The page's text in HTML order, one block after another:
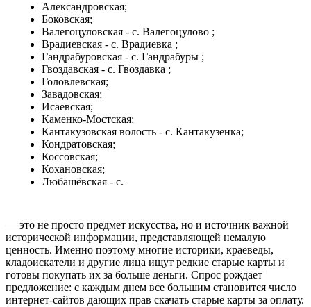
Александровская;
Боковская;
Валегоцуловская - с. Валегоцулово ;
Врадиевская - с. Врадиевка ;
Гандрабуровская - с. Гандрабуры ;
Гвоздавская - с. Гвоздавка ;
Головлевская;
Завадовская;
Исаевская;
Каменко-Мостская;
Кантакузовская волость - с. Кантакузенка;
Кондратовская;
Коссовская;
Кохановская;
Любашёвская - с.
— это не просто предмет искусства, но и источник важной
исторической информации, представляющей немалую
ценность. Именно поэтому многие историки, краеведы,
кладоискатели и другие лица ищут редкие старые карты и
готовы покупать их за больше деньги. Спрос рождает
предложение: с каждым днем все большим становится число
интернет-сайтов дающих прав скачать старые карты за оплату.